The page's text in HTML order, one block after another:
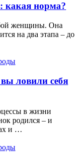
какая норма?
женщины. Она
на два этапа – до
ловили себя
в жизни
родился – и
и …